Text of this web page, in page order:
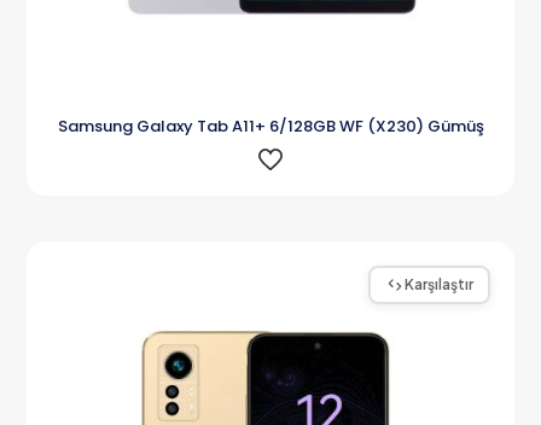
Samsung Galaxy Tab A11+ 6/128GB WF (X230) Gümüş
Karşılaştır